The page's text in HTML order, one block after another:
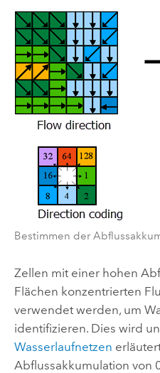
Bestimmen der
Zellen mit einer hohen
Flächen konzentrierten
verwendet werden, um
identifizieren. Dies wird
Wasserlaufnetzen
Abflussakkumulation von